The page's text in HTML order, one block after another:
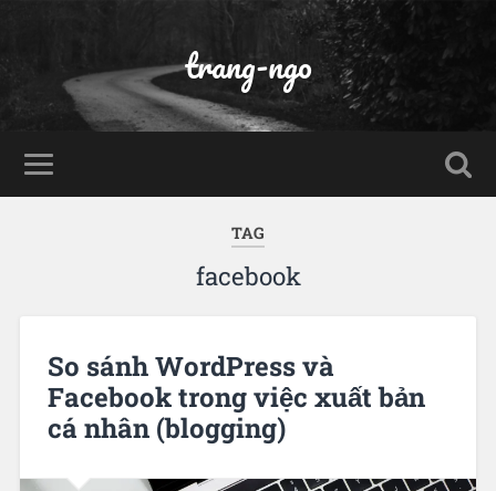
trang-ngo
TAG
facebook
So sánh WordPress và
Facebook trong việc xuất bản
cá nhân (blogging)